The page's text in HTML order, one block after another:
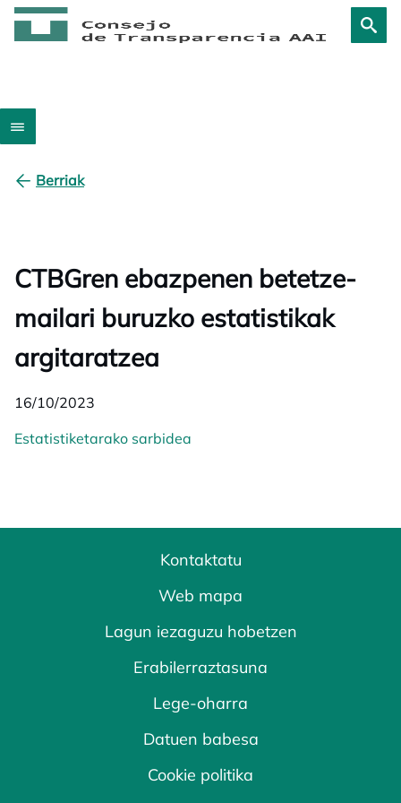
Berriak
CTBGren ebazpenen betetze-
mailari buruzko estatistikak
argitaratzea
16/10/2023
Estatistiketarako sarbidea
Kontaktatu
Web mapa
Lagun iezaguzu hobetzen
Erabilerraztasuna
Lege-oharra
Datuen babesa
Cookie politika